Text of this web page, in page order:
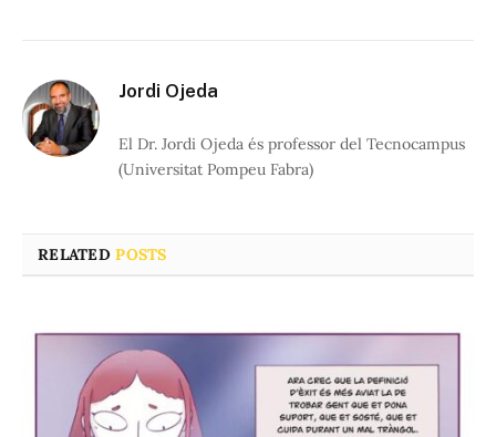
Jordi Ojeda
El Dr. Jordi Ojeda és professor del Tecnocampus
(Universitat Pompeu Fabra)
RELATEDPOSTS